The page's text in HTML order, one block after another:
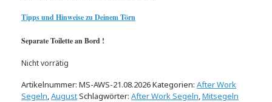
Tipps und Hinweise zu Deinem Törn
Separate Toilette an Bord !
Nicht vorrätig
Artikelnummer: MS-AWS-21.08.2026Kategorien: After Work
Segeln,AugustSchlagwörter: After Work Segeln,Mitsegeln